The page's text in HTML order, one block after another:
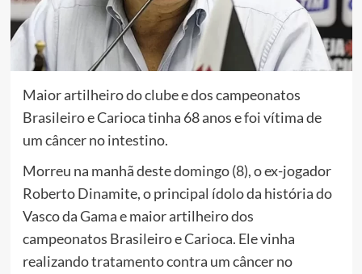
Maior artilheiro do clube e dos campeonatos
Brasileiro e Carioca tinha 68 anos e foi vítima de
um câncer no intestino.
Morreu na manhã deste domingo (8), o ex-jogador
Roberto Dinamite, o principal ídolo da história do
Vasco da Gama e maior artilheiro dos
campeonatos Brasileiro e Carioca. Ele vinha
realizando tratamento contra um câncer no